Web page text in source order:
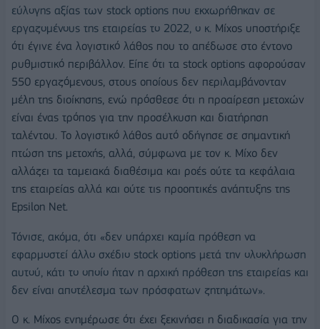
εύλογης αξίας των stock options που εκχωρήθηκαν σε
εργαζομένους της εταιρείας το 2022, ο κ. Μίχος υποστήριξε
ότι έγινε ένα λογιστικό λάθος που το απέδωσε στο έντονο
ρυθμιστικό περιβάλλον. Είπε ότι τα stock options αφορούσαν
550 εργαζόμενους, στους οποίους δεν περιλαμβάνονταν
μέλη της διοίκησης, ενώ πρόσθεσε ότι η προαίρεση μετοχών
είναι ένας τρόπος για την προσέλκυση και διατήρηση
ταλέντου. Το λογιστικό λάθος αυτό οδήγησε σε σημαντική
πτώση της μετοχής, αλλά, σύμφωνα με τον κ. Μίχο δεν
αλλάζει τα ταμειακά διαθέσιμα και ροές ούτε τα κεφάλαια
της εταιρείας αλλά και ούτε τις προοπτικές ανάπτυξης της
Epsilon Net.
Τόνισε, ακόμα, ότι «δεν υπάρχει καμία πρόθεση να
εφαρμοστεί άλλο σχέδιο stock options μετά την ολοκλήρωση
αυτού, κάτι το οποίο ήταν η αρχική πρόθεση της εταιρείας και
δεν είναι αποτέλεσμα των πρόσφατων ζητημάτων».
Ο κ. Μίχος ενημέρωσε ότι έχει ξεκινήσει η διαδικασία για την